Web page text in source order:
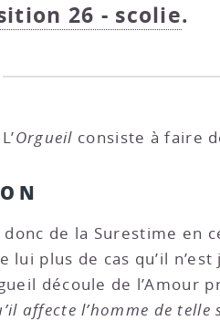
26 - scolie.
L’Orgueil consiste à faire
de la Surestime en
lui plus de cas qu’il
découle de l’Amour
affecte l’homme de telle